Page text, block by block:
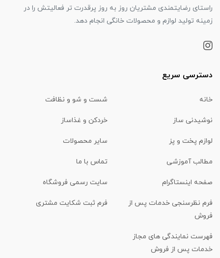
راستای رضایتمندی مشتریان روز به روز پرقدرت تر فعالیتش را در
زمینه تولید لوازم و محصولات خانگی انجام دهد.
دسترسی سریع
خانه شست و شو و نظافت
نوشیدنی ساز خردکن و غذاساز
لوازم پخت و پز سایر محصولات
مطالب آموزشی تماس با ما
صفحه اینستاگرام سایت رسمی فروشگاه
فرم نظرسنجی خدمات پس از
فروش
فرم ثبت شکایت مشتری
فهرست نمایندگی های مجاز
خدمات پس از فروش